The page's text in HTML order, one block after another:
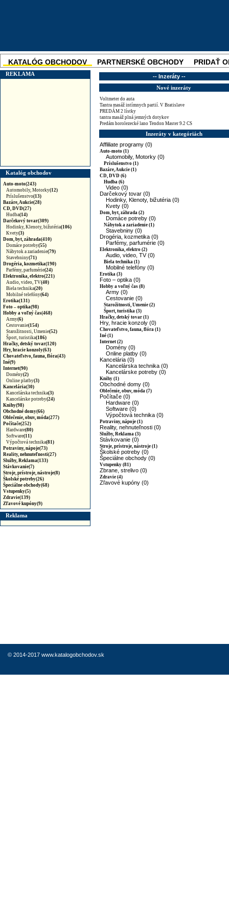
KATALÓG OBCHODOV PARTNERSKÉ OBCHODY
PRIDAŤ
SKUPINOVÉ ZĽAVY NOVINKA
REKLAMA
Katalóg obchodov
Auto-moto(243)
Automobily, Motorky(12)
Príslušenstvo(13)
Bazáre, Aukcie(28)
CD, DVD(27)
Hudba(14)
Darčekový tovar(309)
Hodinky, Klenoty, bižutéria(106)
Kvety(3)
Dom, byt, záhrada(410)
Domáce potreby(55)
Nábytok a zariadenie(79)
Stavebniny(71)
Drogéria, kozmetika(190)
Parfémy, parfumérie(24)
Elektronika, elektro(221)
Audio, video, TV(40)
Biela technika(20)
Mobilné telefóny(64)
Erotika(131)
Foto – optika(98)
Hobby a voľný čas(468)
Army(6)
Cestovanie(154)
Starožitnosti, Umenie(52)
Šport, turistika(186)
Hračky, detský tovar(120)
Hry, hracie konzoly(63)
Chovateľstvo, fauna, flóra(43)
Iné(9)
Internet(90)
Domény(2)
Online platby(3)
Kancelária(30)
Kancelárska technika(3)
Kancelárske potreby(24)
Knihy(98)
Obchodné domy(66)
Oblečenie, obuv, móda(277)
Počítače(252)
Hardware(80)
Software(11)
Výpočtová technika(81)
Potraviny, nápoje(73)
Reality, nehnuteľnosti(27)
Služby, Reklama(133)
Stávkovanie(7)
Stroje, prístroje, nástroje(8)
Školské potreby(26)
Špeciálne obchody(68)
Vstupenky(5)
Zdravie(139)
Zľavové kupóny(9)
Reklama
-- Inzeráty --
Nové inzeráty
Voltmeter do auta
Tantra masáž intímnych partií. V Bratislave
PREDÁM 2 lístky
tantra masáž plná jemných dotykov
Predám horolezecké lano Tendon Master 9.2 CS
Inzeráty v kategóriách
Affliliate programy (0)
Auto-moto (1)
Automobily, Motorky (0)
Príslušenstvo (1)
Bazáre, Aukcie (1)
CD, DVD (6)
Hudba (6)
Video (0)
Darčekový tovar (0)
Hodinky, Klenoty, bižutéria (0)
Kvety (0)
Dom, byt, záhrada (2)
Domáce potreby (0)
Nábytok a zariadenie (1)
Stavebniny (0)
Drogéria, kozmetika (0)
Parfémy, parfumérie (0)
Elektronika, elektro (2)
Audio, video, TV (0)
Biela technika (1)
Mobilné telefóny (0)
Erotika (3)
Foto – optika (0)
Hobby a voľný čas (8)
Army (0)
Cestovanie (0)
Starožitnosti, Umenie (2)
Šport, turistika (3)
Hračky, detský tovar (1)
Hry, hracie konzoly (0)
Chovateľstvo, fauna, flóra (1)
Iné (1)
Internet (2)
Domény (0)
Online platby (0)
Kancelária (0)
Kancelárska technika (0)
Kancelárske potreby (0)
Knihy (1)
Obchodné domy (0)
Oblečenie, obuv, móda (7)
Počítače (0)
Hardware (0)
Software (0)
Výpočtová technika (0)
Potraviny, nápoje (1)
Reality, nehnuteľnosti (0)
Služby, Reklama (3)
Stávkovanie (0)
Stroje, prístroje, nástroje (1)
Školské potreby (0)
Špeciálne obchody (0)
Vstupenky (81)
Zbrane, strelivo (0)
Zdravie (4)
Zľavové kupóny (0)
© 2014-2017 www.katalogobchodov.sk